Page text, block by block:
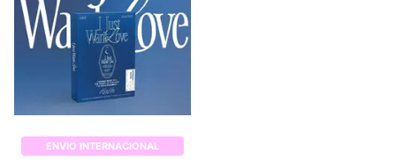
ENVIO INTERNACIONAL